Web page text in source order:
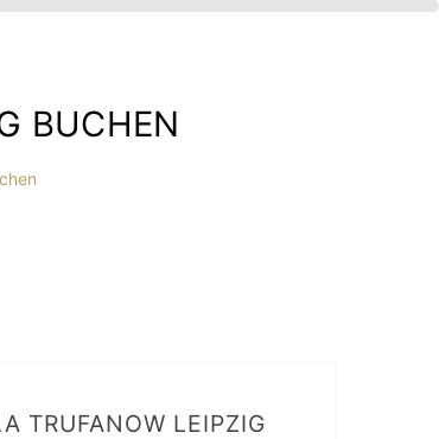
BUCHEN
TRUFANOW LEIPZIG